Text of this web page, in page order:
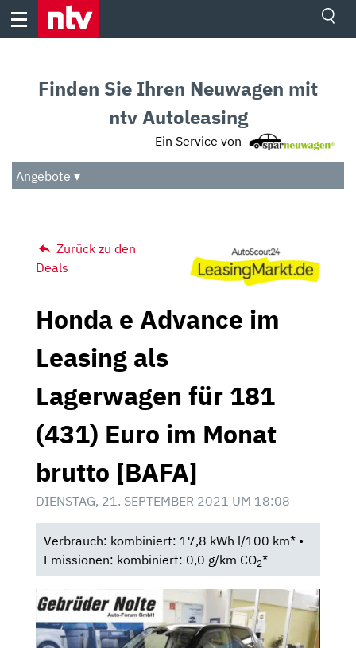
Skip
Audio
Das Beste
Finden Sie Ihren Neuwagen mit
ntv Autoleasing
Ein Service von
Angebote ▾
Zurück zu den
Deals
Honda e Advance im
Leasing als
Lagerwagen für 181
(431) Euro im Monat
brutto [BAFA]
DIENSTAG, 21. SEPTEMBER 2021 UM 18:08
Verbrauch: kombiniert: 17,8 kWh l/100 km* •
Emissionen: kombiniert: 0,0 g/km CO2*